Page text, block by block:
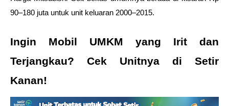
90–180 juta untuk unit keluaran 2000–2015.
Ingin Mobil UMKM yang Irit dan
Terjangkau? Cek Unitnya di Setir
Kanan!